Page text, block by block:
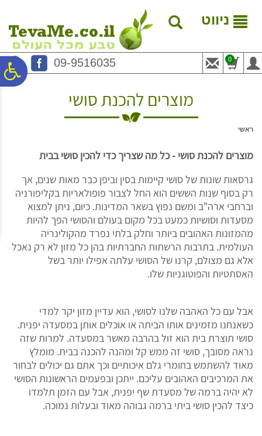
נגישות
המרכזי
ניווט
09-9516035 0
מוצרים להכנת סושי
ראשי
מוצרים להכנת סושי - כל מה שצריך כדי להכין סושי בבית
גרסאות שונות של סושי קיימות בסין וביפן כבר מאות שנים, אך
רק בסוף שנות הששים הוא החל לצבור פופולאריות בקליפורניה
וברחבי ארה"ב ומשם נפוץ בשאר המדינות. כיום, ניתן למצוא
מסעדות וסושיות כמעט בכל מקום בעולם והסושי הפך להיות
מהמזונות האהובים ביותר וחלק בלתי נפרד מהקולינריה
העולמית. בתרבות הרשתות החברתיות בהן כל מזון לא רק נאכל
אלא גם מצולם, קרנו של הסושי עלתה אפילו יותר בשל
האסתטיות והפוטוגניות שלו.
אבל עם כל האהבה שלנו לסושי, הוא עדיין מזון יקר למדי
כשאנחנו מזמינים אותו הביתה או אוכלים אותן במסעדה יפנית.
סושי תוצרת בית הוא זול בהרבה מאשר במסעדה. למרות שזה
נראה מסובך, סושי זה ממש קל ומהנה להכנה בבית. מומלץ
מאוד להשתמש בחומרי גלם איכותיים וכך אתם גם יכולים לבחור
את המרכיבים האהובים עליכם. ייתכן ובפעמים הראשונות הסושי
לא יהיה ברמה של מסעדת שף יפנית, אבל עם הזמן תלמדו
כיצד להכין סושי ביתי ברמה גבוהה מאוד ובעלות נמוכה.